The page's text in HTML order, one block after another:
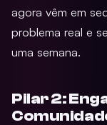
agora vêm em
problema real e
uma semana.
Pilar 2: